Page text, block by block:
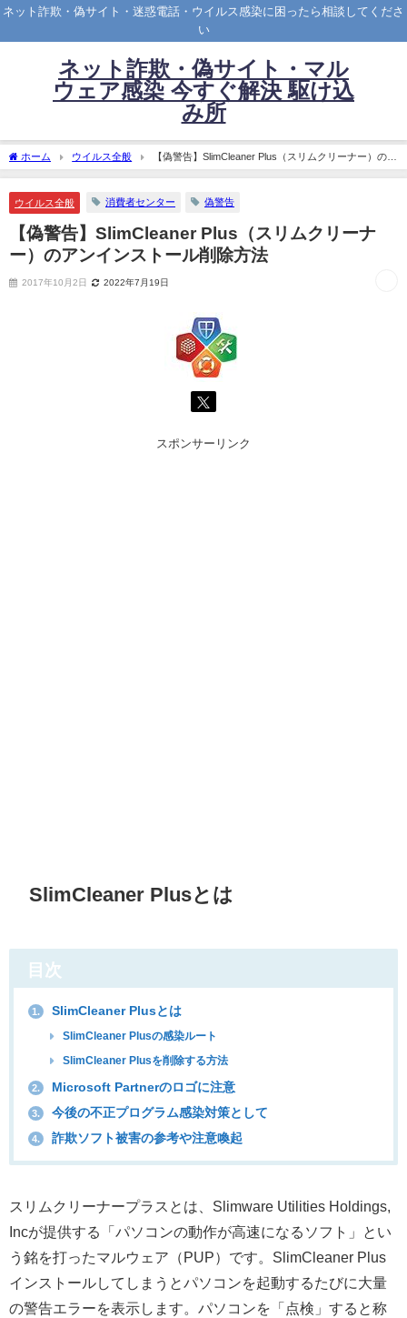
ネット詐欺・偽サイト・迷惑電話・ウイルス感染に困ったら相談してくださ
い
ネット詐欺・偽サイト・マル
ウェア感染 今すぐ解決 駆け込
み所
ホーム ウイルス全般
【偽警告】SlimCleaner Plus（スリムクリーナー）のア
ンインストール削除方法
ウイルス全般 消費者センター 偽警告
【偽警告】SlimCleaner Plus（スリムクリーナ
ー）のアンインストール削除方法
2017年10月2日 2022年7月19日
スポンサーリンク
SlimCleaner Plusとは
目次
1. SlimCleaner Plusとは
SlimCleaner Plusの感染ルート
SlimCleaner Plusを削除する方法
2. Microsoft Partnerのロゴに注意
3. 今後の不正プログラム感染対策として
4. 詐欺ソフト被害の参考や注意喚起
スリムクリーナープラスとは、Slimware Utilities Holdings,
Incが提供する「パソコンの動作が高速になるソフト」とい
う銘を打ったマルウェア（PUP）です。SlimCleaner Plus
インストールしてしまうとパソコンを起動するたびに大量
の警告エラーを表示します。パソコンを「点検」すると称